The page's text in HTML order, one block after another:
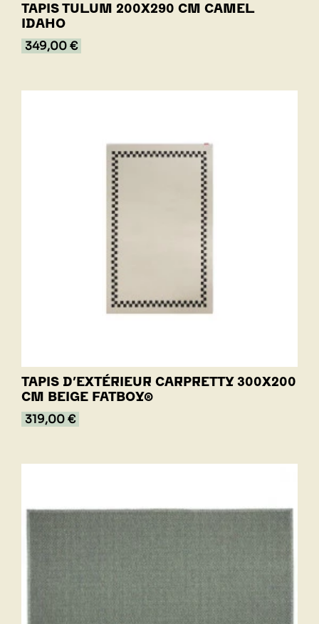
TAPIS TULUM 200X290 CM CAMEL
IDAHO
349,00 €
TAPIS D’EXTÉRIEUR CARPRETTY 300X200
CM BEIGE FATBOY®
319,00 €